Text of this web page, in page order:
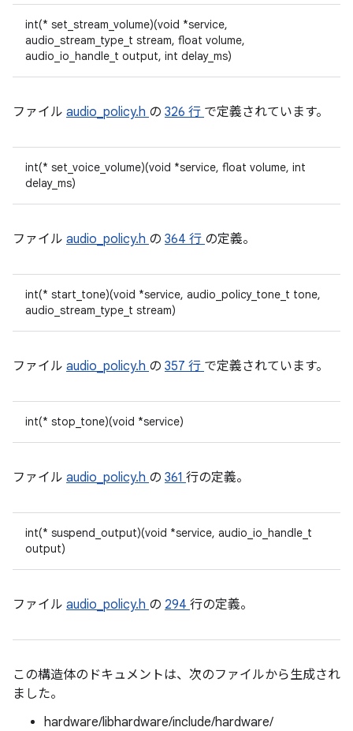
int(* set_stream_volume)(void *service,
audio_stream_type_t stream, float volume,
audio_io_handle_t output, int delay_ms)
ファイル audio_policy.h の 326 行 で定義されています。
int(* set_voice_volume)(void *service, float volume, int
delay_ms)
ファイル audio_policy.h の 364 行 の定義。
int(* start_tone)(void *service, audio_policy_tone_t tone,
audio_stream_type_t stream)
ファイル audio_policy.h の 357 行 で定義されています。
int(* stop_tone)(void *service)
ファイル audio_policy.h の 361 行の定義。
int(* suspend_output)(void *service, audio_io_handle_t
output)
ファイル audio_policy.h の 294 行の定義。
この構造体のドキュメントは、次のファイルから生成され
ました。
hardware/libhardware/include/hardware/